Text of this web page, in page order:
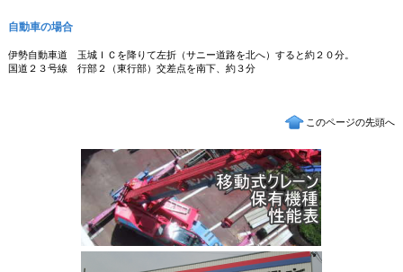
自動車の場合
伊勢自動車道 玉城ＩＣを降りて左折（サニー道路を北へ）すると約２０分。
国道２３号線 行部２（東行部）交差点を南下、約３分
このページの先頭へ